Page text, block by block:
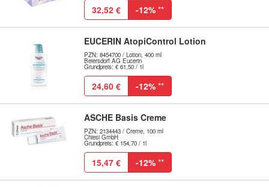
32,52 € -12% **
EUCERIN AtopiControl Lotion
PZN: 8454700 / Lotion, 400 ml
Beiersdorf AG Eucerin
Grundpreis: € 61,50 / 1l
24,60 € -12% **
ASCHE Basis Creme
PZN: 2134443 / Creme, 100 ml
Chiesi GmbH
Grundpreis: € 154,70 / 1l
15,47 € -12% **